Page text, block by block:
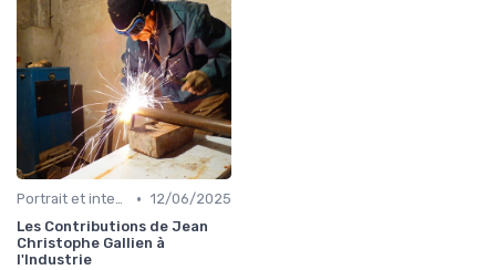
Portrait et interview • 12/06/2025
Les Contributions de Jean
Christophe Gallien à
l'Industrie